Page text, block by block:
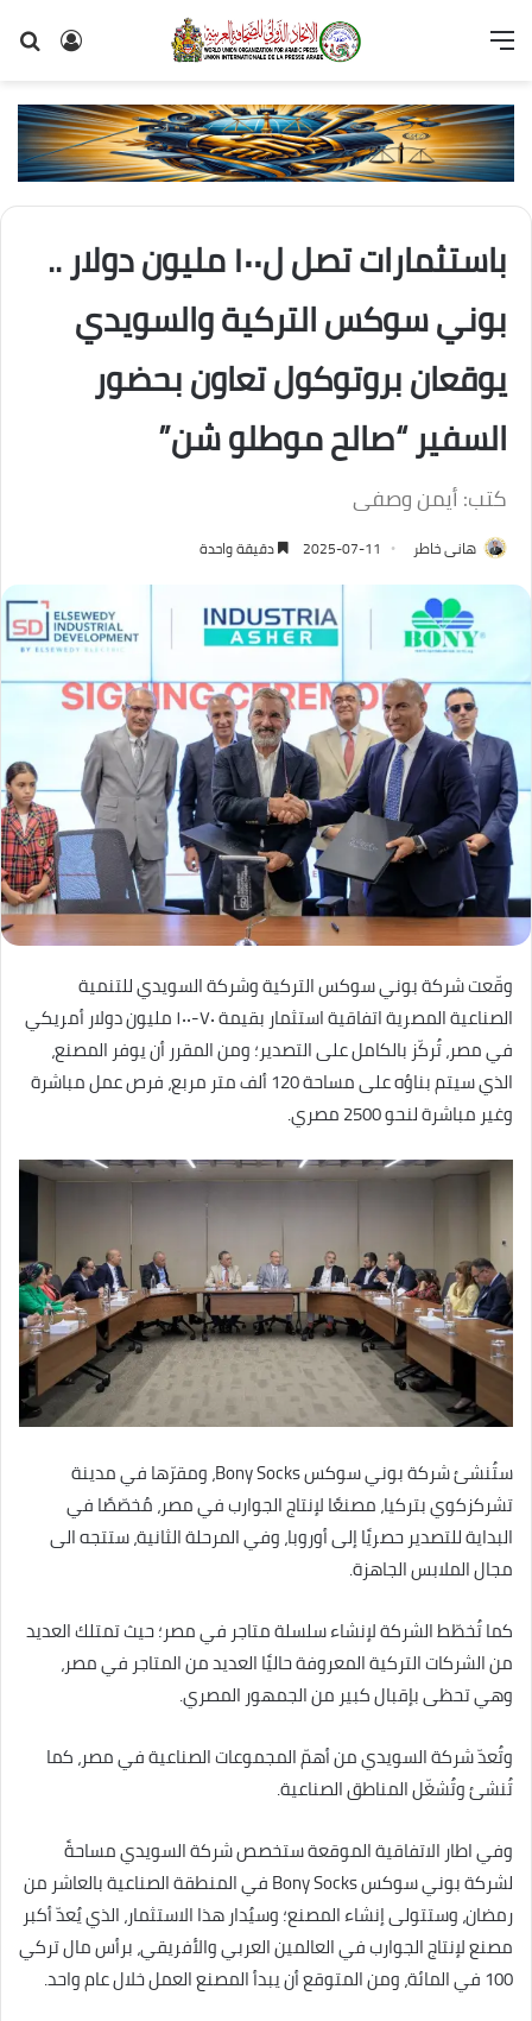
تسجيل
القائمة
باستثمارات تصل ل١٠٠ مليون دولار ..
بوني سوكس التركية والسويدي
يوقعان بروتوكول تعاون بحضور
السفير “صالح موطلو شن”
كتب: أيمن وصفى
هانى خاطر 2025-07-11 دقيقة واحدة
وقّعت شركة بوني سوكس التركية وشركة السويدي للتنمية
الصناعية المصرية اتفاقية استثمار بقيمة ٧٠-١٠٠ مليون دولار أمريكي
في مصر، تُركّز بالكامل على التصدير؛ ومن المقرر أن يوفر المصنع،
الذي سيتم بناؤه على مساحة 120 ألف متر مربع، فرص عمل مباشرة
وغير مباشرة لنحو 2500 مصري.
ستُنشئ شركة بوني سوكس Bony Socks، ومقرّها في مدينة
تشركزكوي بتركيا، مصنعًا لإنتاج الجوارب في مصر، مُخصّصًا في
البداية للتصدير حصريًا إلى أوروبا، وفي المرحلة الثانية، ستتجه الى
مجال الملابس الجاهزة.
كما تُخطّط الشركة لإنشاء سلسلة متاجر في مصر؛ حيث تمتلك العديد
من الشركات التركية المعروفة حاليًا العديد من المتاجر في مصر،
وهي تحظى بإقبال كبير من الجمهور المصري.
وتُعدّ شركة السويدي من أهمّ المجموعات الصناعية في مصر، كما
تُنشئ وتُشغّل المناطق الصناعية.
وفي اطار الاتفاقية الموقعة ستخصص شركة السويدي مساحةً
لشركة بوني سوكس Bony Socks في المنطقة الصناعية بالعاشر من
رمضان، وستتولى إنشاء المصنع؛ وسيُدار هذا الاستثمار، الذي يُعدّ أكبر
مصنع لإنتاج الجوارب في العالمين العربي والأفريقي، برأس مال تركي
100 في المائة، ومن المتوقع أن يبدأ المصنع العمل خلال عام واحد.